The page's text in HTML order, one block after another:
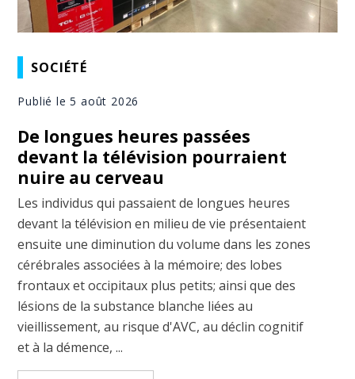
SOCIÉTÉ
Publié le 5 août 2026
De longues heures passées
devant la télévision pourraient
nuire au cerveau
Les individus qui passaient de longues heures
devant la télévision en milieu de vie présentaient
ensuite une diminution du volume dans les zones
cérébrales associées à la mémoire; des lobes
frontaux et occipitaux plus petits; ainsi que des
lésions de la substance blanche liées au
vieillissement, au risque d'AVC, au déclin cognitif
et à la démence, ...